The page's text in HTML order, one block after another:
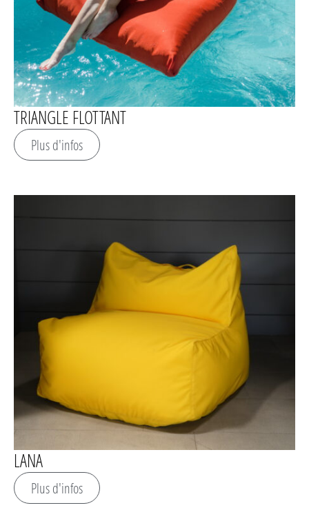
TRIANGLE FLOTTANT
Plus d'infos
LANA
Plus d'infos